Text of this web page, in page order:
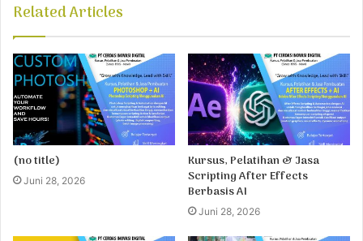
Related Articles
(no title)
Juni 28, 2026
Kursus, Pelatihan & Jasa
Scripting After Effects
Berbasis AI
Juni 28, 2026